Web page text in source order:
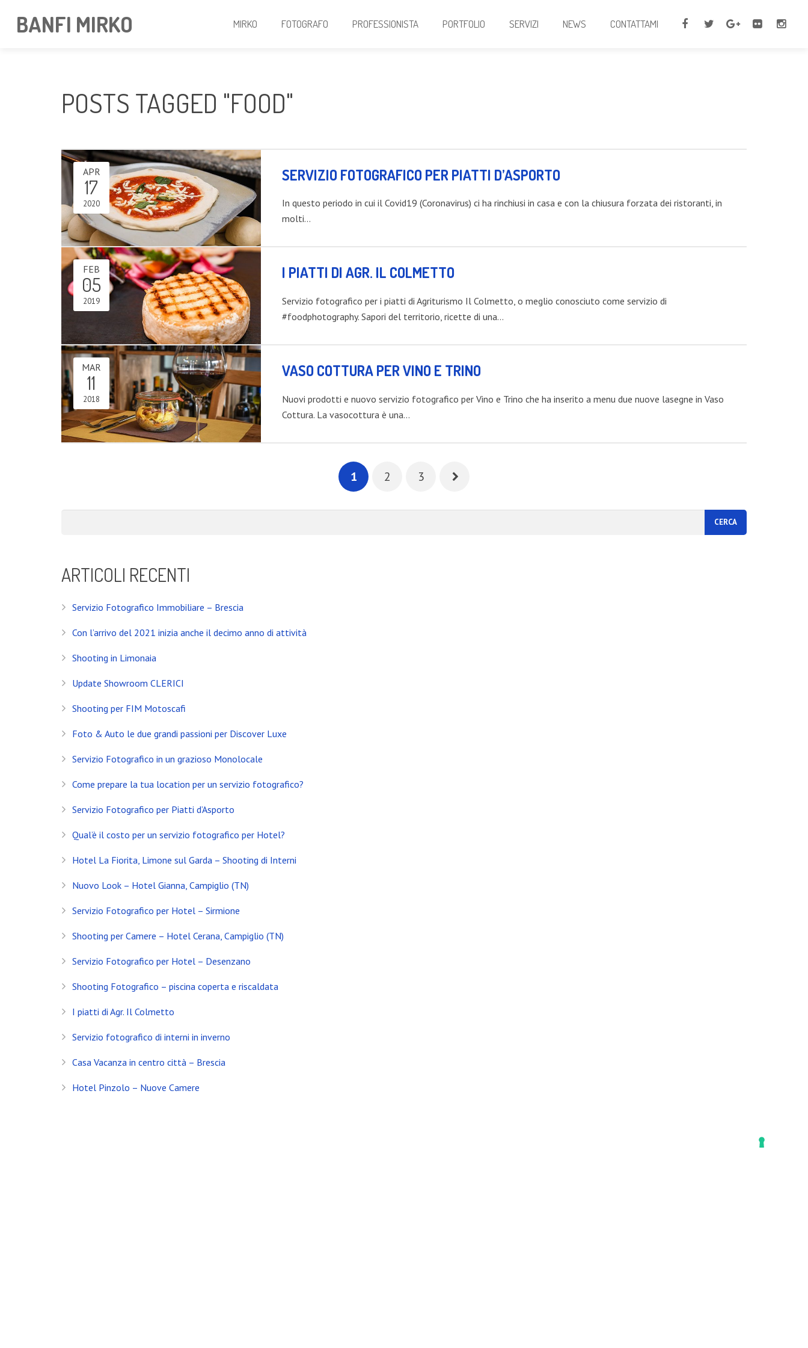
BANFI MIRKO MIRKO FOTOGRAFO PROFESSIONISTA PORTFOLIO SERVIZI NEWS CONTATTAMI
POSTS TAGGED "FOOD"
SERVIZIO FOTOGRAFICO PER PIATTI D’ASPORTO
APR
17
2020
In questo periodo in cui il Covid19 (Coronavirus) ci ha rinchiusi in casa e con la chiusura forzata dei ristoranti, in
molti…
I PIATTI DI AGR. IL COLMETTO
FEB
05
2019
Servizio fotografico per i piatti di Agriturismo Il Colmetto, o meglio conosciuto come servizio di
#foodphotography. Sapori del territorio, ricette di una…
VASO COTTURA PER VINO E TRINO
MAR
11
2018
Nuovi prodotti e nuovo servizio fotografico per Vino e Trino che ha inserito a menu due nuove lasegne in Vaso
Cottura. La vasocottura è una…
1 2 3
ARTICOLI RECENTI
Servizio Fotografico Immobiliare – Brescia
Con l’arrivo del 2021 inizia anche il decimo anno di attività
Shooting in Limonaia
Update Showroom CLERICI
Shooting per FIM Motoscafi
Foto & Auto le due grandi passioni per Discover Luxe
Servizio Fotografico in un grazioso Monolocale
Come prepare la tua location per un servizio fotografico?
Servizio Fotografico per Piatti d’Asporto
Qual’è il costo per un servizio fotografico per Hotel?
Hotel La Fiorita, Limone sul Garda – Shooting di Interni
Nuovo Look – Hotel Gianna, Campiglio (TN)
Servizio Fotografico per Hotel – Sirmione
Shooting per Camere – Hotel Cerana, Campiglio (TN)
Servizio Fotografico per Hotel – Desenzano
Shooting Fotografico – piscina coperta e riscaldata
I piatti di Agr. Il Colmetto
Servizio fotografico di interni in inverno
Casa Vacanza in centro città – Brescia
Hotel Pinzolo – Nuove Camere
NEWS
Banfi Mirko - Fotografo
Brescia - ITALIA
+39 329 0131547
info@banfimirko.it